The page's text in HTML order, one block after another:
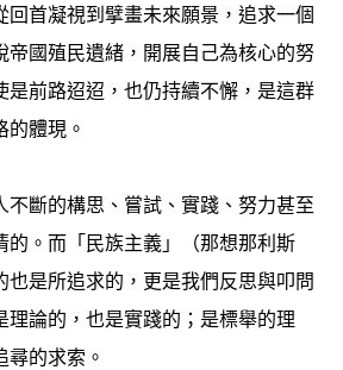
回首凝視到擘畫未來願景，追求一個
帝國殖民遺緒，開展自己為核心的努
是前路迢迢，也仍持續不懈，是這群
的體現。
不斷的構思、嘗試、實踐、努力甚至
的。而「民族主義」（那想那利斯
也是所追求的，更是我們反思與叩問
理論的，也是實踐的；是標舉的理
的求索。